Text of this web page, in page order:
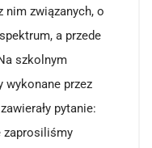
nim związanych, o
a przede
szkolnym
wykonane przez
pytanie:
zaprosiliśmy